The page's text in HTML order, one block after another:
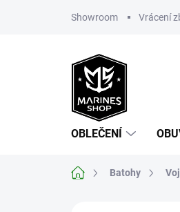
Showroom Vrácení
OBLEČENÍ
Domů Batohy